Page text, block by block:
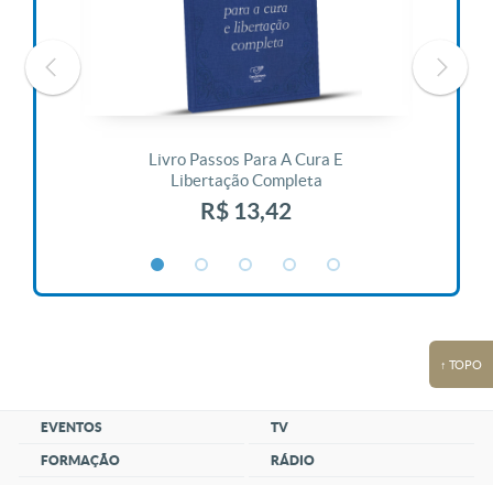
Livro Passos Para A Cura E
Libertação Completa
R$ 13,42
↑ TOPO
EVENTOS
FORMAÇÃO
TV
RÁDIO